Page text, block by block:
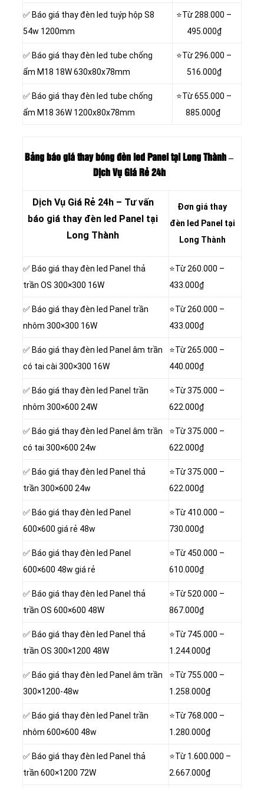
✅ Báo giá thay đèn led tuýp hộp S8
54w 1200mm
⭐Từ 288.000 –
495.000₫
✅ Báo giá thay đèn led tube chống
ẩm M18 18W 630x80x78mm
⭐Từ 296.000 –
516.000₫
✅ Báo giá thay đèn led tube chống
ẩm M18 36W 1200x80x78mm
⭐Từ655.000 –
885.000₫
Bảng báo giá thay bóng đèn led Panel tại Long Thành –
Dịch Vụ Giá Rẻ 24h
Dịch Vụ Giá Rẻ 24h – Tư vấn
báo giá thay đèn led Panel tại
Long Thành
Đơn giá thay
đèn led Panel tại
Long Thành
✅ Báo giá thay đèn led Panel thả
trần OS 300×300 16W
⭐Từ 260.000 –
433.000₫
✅ Báo giá thay đèn led Panel trần
nhôm 300×300 16W
⭐Từ 260.000 –
433.000₫
✅ Báo giá thay đèn led Panel âm trần
có tai cài 300×300 16W
⭐Từ 265.000 –
440.000₫
✅ Báo giá thay đèn led Panel trần
nhôm 300×600 24W
⭐Từ375.000 –
622.000₫
✅ Báo giá thay đèn led Panel âm trần
có tai 300×600 24w
⭐Từ375.000 –
622.000₫
✅ Báo giá thay đèn led Panel thả
trần 300×600 24w
⭐Từ375.000 –
622.000₫
✅ Báo giá thay đèn led Panel
600×600 giá rẻ 48w
⭐Từ 410.000 –
730.000₫
✅ Báo giá thay đèn led Panel
600×600 48w giá rẻ
⭐Từ 450.000 –
610.000₫
✅ Báo giá thay đèn led Panel thả
trần OS 600×600 48W
⭐Từ520.000 –
867.000₫
✅ Báo giá thay đèn led Panel thả
trần OS 300×1200 48W
⭐Từ 745.000 –
1.244.000₫
✅ Báo giá thay đèn led Panel âm trần
300×1200-48w
⭐Từ 755.000 –
1.258.000₫
✅ Báo giá thay đèn led Panel trần
nhôm 600×600 48w
⭐Từ 768.000 –
1.280.000₫
✅ Báo giá thay đèn led Panel thả
trần 600×1200 72W
⭐Từ 1.600.000 –
2.667.000₫